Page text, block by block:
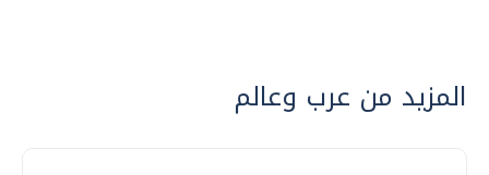
المزيد من عرب وعالم